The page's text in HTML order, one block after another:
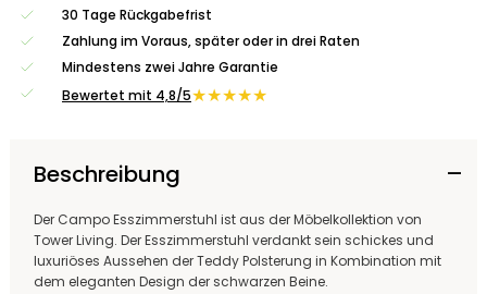
30 Tage Rückgabefrist
Zahlung im Voraus, später oder in drei Raten
Mindestens zwei Jahre Garantie
Bewertet mit 4,8/5★★★★★
Beschreibung
Der Campo Esszimmerstuhl ist aus der Möbelkollektion von
Tower Living. Der Esszimmerstuhl verdankt sein schickes und
luxuriöses Aussehen der Teddy Polsterung in Kombination mit
dem eleganten Design der schwarzen Beine.